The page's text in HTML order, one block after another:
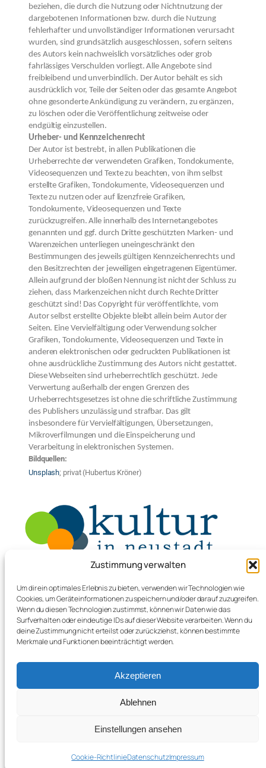
Zustimmung verwalten
Um dir ein optimales Erlebnis zu bieten, verwenden wir Technologien wie
Cookies, um Geräteinformationen zu speichern und/oder darauf zuzugreifen.
Wenn du diesen Technologien zustimmst, können wir Daten wie das
Surfverhalten oder eindeutige IDs auf dieser Website verarbeiten. Wenn du
deine Zustimmung nicht erteilst oder zurückziehst, können bestimmte
Merkmale und Funktionen beeinträchtigt werden.
Akzeptieren
Ablehnen
Einstellungen ansehen
Cookie-RichtlinieDatenschutzImpressum
beziehen, die durch die Nutzung oder Nichtnutzung der
dargebotenen Informationen bzw. durch die Nutzung
fehlerhafter und unvollständiger Informationen verursacht
wurden, sind grundsätzlich ausgeschlossen, sofern seitens
des Autors kein nachweislich vorsätzliches oder grob
fahrlässiges Verschulden vorliegt. Alle Angebote sind
freibleibend und unverbindlich. Der Autor behält es sich
ausdrücklich vor, Teile der Seiten oder das gesamte Angebot
ohne gesonderte Ankündigung zu verändern, zu ergänzen,
zu löschen oder die Veröffentlichung zeitweise oder
endgültig einzustellen.
Urheber- und Kennzeichenrecht
Der Autor ist bestrebt, in allen Publikationen die
Urheberrechte der verwendeten Grafiken, Tondokumente,
Videosequenzen und Texte zu beachten, von ihm selbst
erstellte Grafiken, Tondokumente, Videosequenzen und
Texte zu nutzen oder auf lizenzfreie Grafiken,
Tondokumente, Videosequenzen und Texte
zurückzugreifen. Alle innerhalb des Internetangebotes
genannten und ggf. durch Dritte geschützten Marken- und
Warenzeichen unterliegen uneingeschränkt den
Bestimmungen des jeweils gültigen Kennzeichenrechts und
den Besitzrechten der jeweiligen eingetragenen Eigentümer.
Allein aufgrund der bloßen Nennung ist nicht der Schluss zu
ziehen, dass Markenzeichen nicht durch Rechte Dritter
geschützt sind! Das Copyright für veröffentlichte, vom
Autor selbst erstellte Objekte bleibt allein beim Autor der
Seiten. Eine Vervielfältigung oder Verwendung solcher
Grafiken, Tondokumente, Videosequenzen und Texte in
anderen elektronischen oder gedruckten Publikationen ist
ohne ausdrückliche Zustimmung des Autors nicht gestattet.
Diese Webseiten sind urheberrechtlich geschützt. Jede
Verwertung außerhalb der engen Grenzen des
Urheberrechtsgesetzes ist ohne die schriftliche Zustimmung
des Publishers unzulässig und strafbar. Das gilt
insbesondere für Vervielfältigungen, Übersetzungen,
Mikroverfilmungen und die Einspeicherung und
Verarbeitung in elektronischen Systemen.
Bildquellen:
Unsplash; privat (Hubertus Kröner)
svknw.de
Stadtverband für Kultur in
Neustadt/Weinstrasse e.V.
Impressum
Datenschutz
Cookie-Richtlinie (EU)
Twenty Twenty-Five Gestaltet mit